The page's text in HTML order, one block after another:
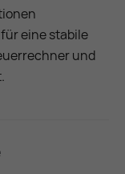
eine stabile
und